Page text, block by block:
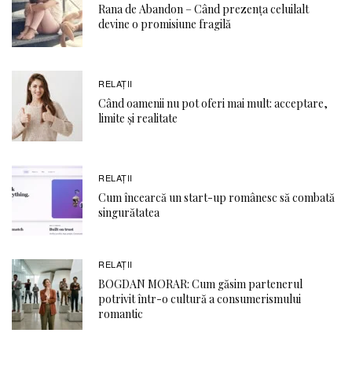
Rana de Abandon – Când prezența celuilalt
devine o promisiune fragilă
RELAŢII
Când oamenii nu pot oferi mai mult: acceptare,
limite și realitate
RELAŢII
Cum încearcă un start-up românesc să combată
singurătatea
RELAŢII
BOGDAN MORAR: Cum găsim partenerul
potrivit într-o cultură a consumerismului
romantic